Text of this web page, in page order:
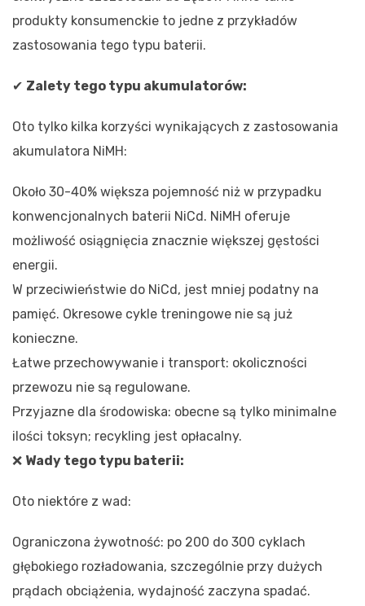
produkty konsumenckie to jedne z przykładów
zastosowania tego typu baterii.
✔ Zalety tego typu akumulatorów:
Oto tylko kilka korzyści wynikających z zastosowania
akumulatora NiMH:
Około 30-40% większa pojemność niż w przypadku
konwencjonalnych baterii NiCd. NiMH oferuje
możliwość osiągnięcia znacznie większej gęstości
energii.
W przeciwieństwie do NiCd, jest mniej podatny na
pamięć. Okresowe cykle treningowe nie są już
konieczne.
Łatwe przechowywanie i transport: okoliczności
przewozu nie są regulowane.
Przyjazne dla środowiska: obecne są tylko minimalne
ilości toksyn; recykling jest opłacalny.
❌ Wady tego typu baterii:
Oto niektóre z wad:
Ograniczona żywotność: po 200 do 300 cyklach
głębokiego rozładowania, szczególnie przy dużych
prądach obciążenia, wydajność zaczyna spadać.